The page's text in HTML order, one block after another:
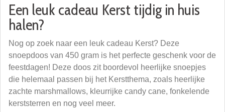
Een leuk cadeau Kerst tijdig in huis
halen?
Nog op zoek naar een leuk cadeau Kerst? Deze
snoepdoos van 450 gram is het perfecte geschenk voor de
feestdagen! Deze doos zit boordevol heerlijke snoepjes
die helemaal passen bij het Kerstthema, zoals heerlijke
zachte marshmallows, kleurrijke candy cane, fonkelende
kerststerren en nog veel meer.